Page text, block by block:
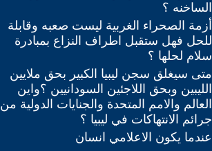
الساخنه ؟
أزمة الصحراء الغربية ليست صعبه وقابلة
للحل فهل ستقبل اطراف النزاع بمبادرة
سلام لحلها ؟
متى سيغلق سجن ليبيا الكبير بحق ملايين
الليبين وبحق اللاجئين السودانيين ؟واين
العالم والامم المتحدة والجنايات الدولية من
جرائم الانتهاكات في ليبيا ؟
عندما يكون الاعلامي انسان